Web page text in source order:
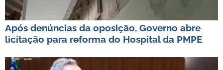
Após denúncias da oposição, Governo abre
licitação para reforma do Hospital da PMPE